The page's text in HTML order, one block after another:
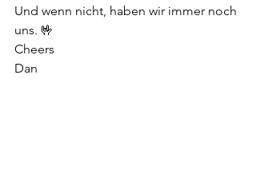
Und wenn nicht, haben wir immer noch
uns. 🤟
Cheers
Dan